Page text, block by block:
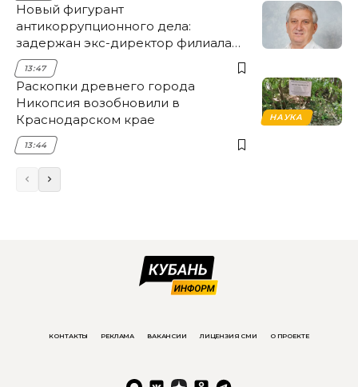
Новый фигурант
антикоррупционного дела:
задержан экс-директор филиала
НЭСК Крымска
13:47
НАУКА
Раскопки древнего города
Никопсия возобновили в
Краснодарском крае
13:44
КОНТАКТЫ РЕКЛАМА ВАКАНСИИ ЛИЦЕНЗИЯ СМИ О ПРОЕКТЕ